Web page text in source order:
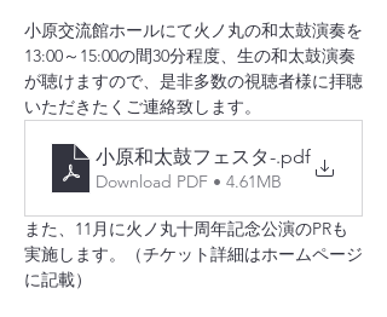
小原交流館ホールにて火ノ丸の和太鼓演奏を
13:00～15:00の間30分程度、生の和太鼓演奏
が聴けますので、是非多数の視聴者様に拝聴
いただきたくご連絡致します。
小原和太鼓フェスタ-.pdf
Download PDF • 4.61MB
また、11月に火ノ丸十周年記念公演のPRも
実施します。（チケット詳細はホームページ
に記載）